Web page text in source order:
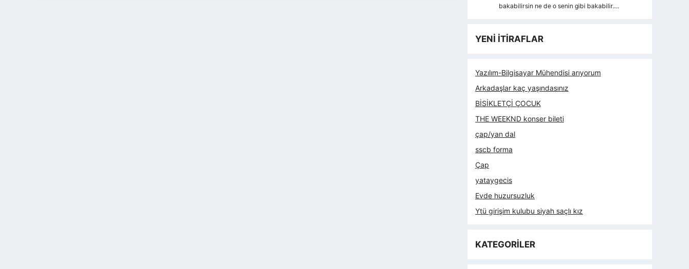
bakabilirsin ne de o senin gibi bakabilir.…
YENİ İTİRAFLAR
Yazılım-Bilgisayar Mühendisi arıyorum
Arkadaşlar kaç yaşındasınız
BİSİKLETÇİ ÇOCUK
THE WEEKND konser bileti
çap/yan dal
sscb forma
Çap
yataygecis
Evde huzursuzluk
Ytü girişim kulubu siyah saçlı kız
KATEGORİLER